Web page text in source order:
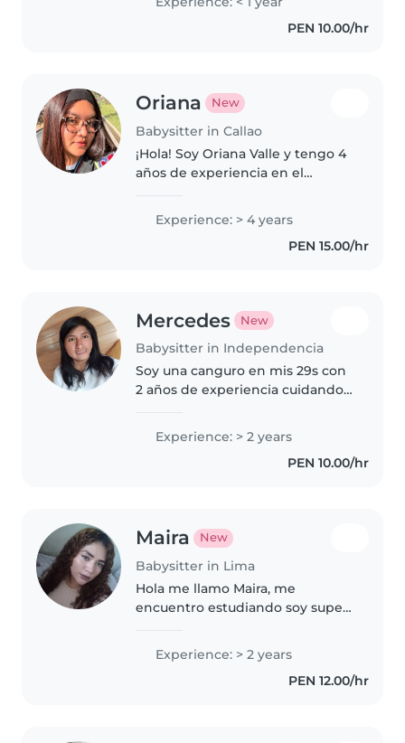
con niños de mi familia estoy
estudiando enfermería técnica..
PEN 10.00/hr
Oriana New
Babysitter in Callao
¡Hola! Soy Oriana Valle y tengo 4
años de experiencia en el
paciente y cariñosa,
comprometida con brindar un
Experience: > 4 years
PEN 15.00/hr
Mercedes New
Babysitter in Independencia
Soy una canguro en mis 29s con
2 años de experiencia cuidando
preescolares. Me encantan los
juegos, las manualidades y el
apoyo con los deberes. Tengo
Experience: > 2 years
PEN 10.00/hr
Maira New
Babysitter in Lima
Hola me llamo Maira, me
encuentro estudiando soy super
cuidar niños soy muy paciente y
divertida espero poder tener la
oportunidad de conocer a sus
Experience: > 2 years
PEN 12.00/hr